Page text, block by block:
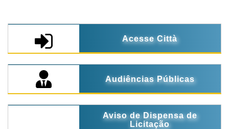
Acesse Città
Audiências Públicas
Aviso de Dispensa de
Licitação